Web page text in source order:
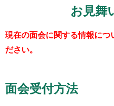
お見舞
現在の面会に関する情報に
ださい。
面会受付方法